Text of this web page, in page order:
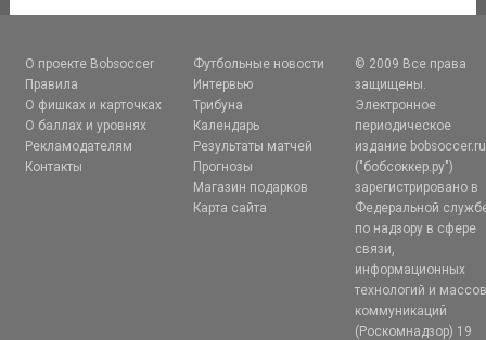
О проекте Bobsoccer
Правила
О фишках и карточках
О баллах и уровнях
Рекламодателям
Контакты
Футбольные новости
Интервью
Трибуна
Календарь
Результаты матчей
Прогнозы
Магазин подарков
Карта сайта
© 2009 Все права
защищены.
Электронное
периодическое
издание bobsoccer.ru
("бобсоккер.ру")
зарегистрировано в
Федеральной
по надзору в сфере
связи,
информационных
технологий и
коммуникаций
(Роскомнадзор) 19